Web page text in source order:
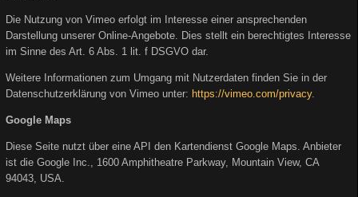
Die Nutzung von Vimeo erfolgt im Interesse einer ansprechenden
Darstellung unserer Online-Angebote. Dies stellt ein berechtigtes Interesse
im Sinne des Art. 6 Abs. 1 lit. f DSGVO dar.
Weitere Informationen zum Umgang mit Nutzerdaten finden Sie in der
Datenschutzerklärung von Vimeo unter: https://vimeo.com/privacy.
Google Maps
Diese Seite nutzt über eine API den Kartendienst Google Maps. Anbieter
ist die Google Inc., 1600 Amphitheatre Parkway, Mountain View, CA
94043, USA.